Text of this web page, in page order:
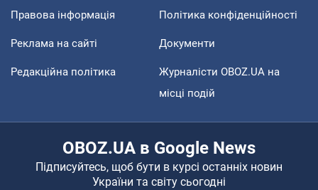
Правова інформація Політика конфіденційності
Реклама на сайті Документи
Редакційна політика
Журналісти OBOZ.UA на
місці подій
OBOZ.UA в Google News
Підписуйтесь, щоб бути в курсі останніх новин
України та світу сьогодні